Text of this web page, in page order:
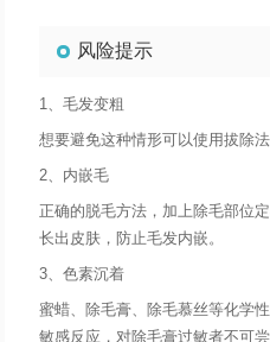
风险提示
1、毛发变粗
想要避免这种情形可以使用拔除法
2、内嵌毛
正确的脱毛方法，加上除毛部位
长出皮肤，防止毛发内嵌。
3、色素沉着
蜜蜡、除毛膏、除毛慕丝等化学
敏感反应，对除毛膏过敏者不可